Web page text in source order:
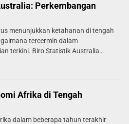
Perkembangan
menunjukkan ketahanan di tengah
tercermin dalam
terkini. Biro Statistik Australia
Afrika di Tengah
dalam beberapa tahun terakhir